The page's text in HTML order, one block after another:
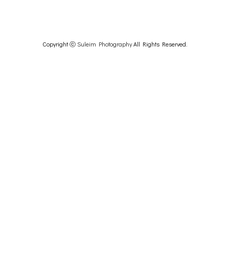
Copyright ⓒSuleim PhotographyAll Rights Reserved.